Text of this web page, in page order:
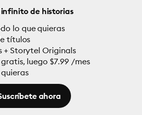
infinito de historias
lo que quieras
títulos
+ Storytel Originals
luego $7.99 /mes
ahora